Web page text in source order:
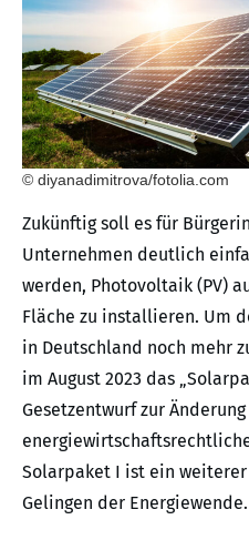
© diyanadimitrova/fotolia.com
Zukünftig soll es für
Unternehmen deutlich
werden, Photovoltaik (PV)
Fläche zu installieren. Um
in Deutschland noch mehr
im August 2023 das
Gesetzentwurf zur
Solarpaket I ist ein
Gelingen der Energiewende.